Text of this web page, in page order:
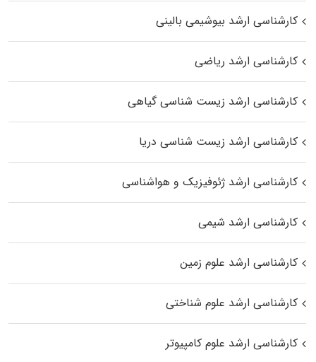
کارشناسی ارشد بیوشیمی بالینی
کارشناسی ارشد ریاضی
کارشناسی ارشد زیست‌ شناسی گیاهی
کارشناسی ارشد زیست‌ شناسی دریا
کارشناسی ارشد ژئوفیزیک و هواشناسی
کارشناسی ارشد شیمی
کارشناسی ارشد علوم زمین
کارشناسی ارشد علوم شناختی
کارشناسی ارشد علوم کامپیوتر